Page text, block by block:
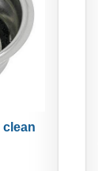
clean